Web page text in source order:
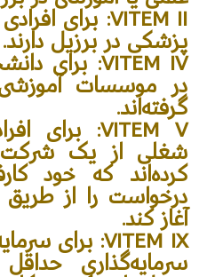
VITEM II: برای
پزشکی در برزیل دارند.
VITEM IV: برای
در موسسات
گرفته‌اند.
VITEM V: برای
شغلی از یک شرکت
کرده‌اند که خود
درخواست را از طریق
آغاز کند.
VITEM IX: برای